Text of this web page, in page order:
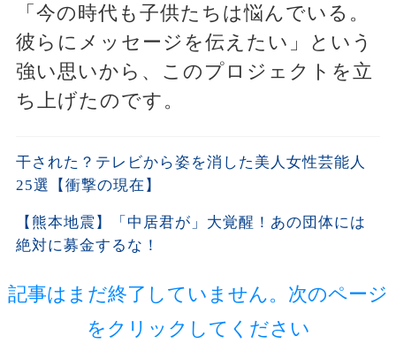
「今の時代も子供たちは悩んでいる。
彼らにメッセージを伝えたい」という
強い思いから、このプロジェクトを立
ち上げたのです。
干された？テレビから姿を消した美人女性芸能人
25選【衝撃の現在】
【熊本地震】「中居君が」大覚醒！あの団体には
絶対に募金するな！
記事はまだ終了していません。次のページ
をクリックしてください